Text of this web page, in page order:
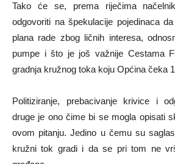
Tako će se, prema riječima
odgovoriti na špekulacije pojedinaca
plana rade zbog ličnih interesa,
pumpe i što je još važnije Cestama
gradnja kružnog toka koju Općina čeka
Politiziranje, prebacivanje krivice i
druge je ono čime bi se mogla opisati
ovom pitanju. Jedino u čemu su
kružni tok gradi i da se pri tom ne